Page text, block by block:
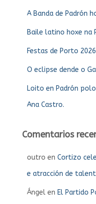
A Banda de Padrón
Baile latino hoxe na
Festas de Porto 2026
O eclipse dende o
Loito en Padrón
Ana Castro.
Comentarios
outro en Cortizo
e atracción de
Ángel en El Partido